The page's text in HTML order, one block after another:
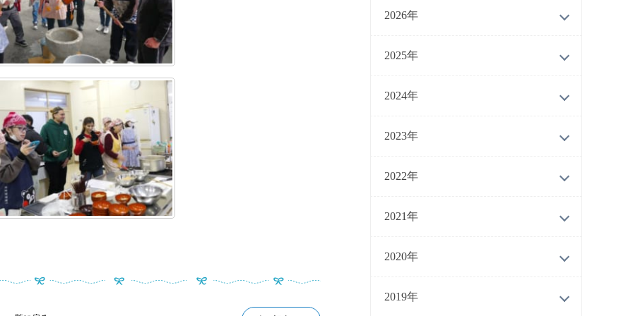
2026年
2025年
2024年
2023年
2022年
2021年
2020年
2019年